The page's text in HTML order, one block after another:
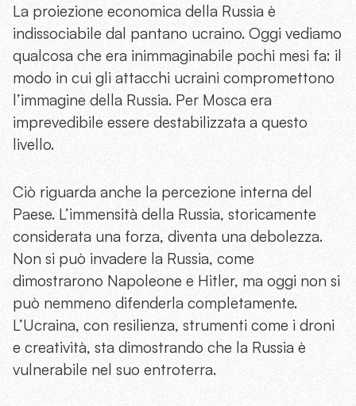
La proiezione economica della Russia è
indissociabile dal pantano ucraino. Oggi vediamo
qualcosa che era inimmaginabile pochi mesi fa: il
modo in cui gli attacchi ucraini compromettono
l’immagine della Russia. Per Mosca era
imprevedibile essere destabilizzata a questo
livello.
Ciò riguarda anche la percezione interna del
Paese. L’immensità della Russia, storicamente
considerata una forza, diventa una debolezza.
Non si può invadere la Russia, come
dimostrarono Napoleone e Hitler, ma oggi non si
può nemmeno difenderla completamente.
L’Ucraina, con resilienza, strumenti come i droni
e creatività, sta dimostrando che la Russia è
vulnerabile nel suo entroterra.